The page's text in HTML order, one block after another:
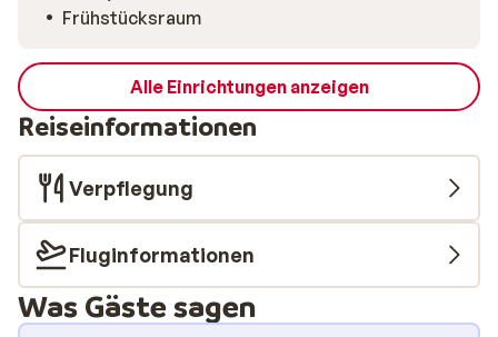
Frühstücksraum
Alle Einrichtungen anzeigen
Reiseinformationen
Verpflegung
Fluginformationen
Was Gäste sagen